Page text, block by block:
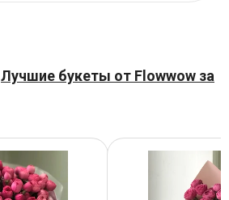
Лучшие букеты от Flowwow за